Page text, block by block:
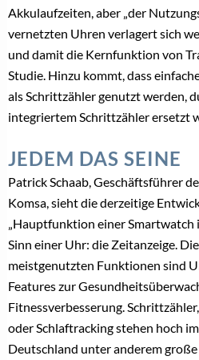
Akkulaufzeiten, aber „der
vernetzten Uhren verlagert sich
und damit die Kernfunktion von
Studie. Hinzu kommt, dass
als Schrittzähler genutzt werden,
integriertem Schrittzähler ersetzt
JEDEM DAS SEINE
Patrick Schaab, Geschäftsführer
Komsa, sieht die derzeitige
„Hauptfunktion einer
Sinn einer Uhr: die Zeitanzeige.
meistgenutzten Funktionen sind
Features zur
Fitnessverbesserung.
oder Schlaftracking stehen hoch im
Deutschland unter anderem große